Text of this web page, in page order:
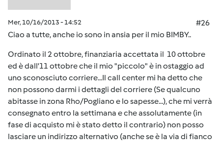
Mer, 10/16/2013 - 14:52
#26
Ciao a tutte, anche io sono in ansia per il mio BIMBY..
Ordinato il 2 ottobre, finanziaria accettata il 10 ottobre
ed è dall'11 ottobre che il mio "piccolo" è in ostaggio ad
uno sconosciuto corriere...Il call center mi ha detto che
non possono darmi i dettagli del corriere (Se qualcuno
abitasse in zona Rho/Pogliano e lo sapesse...), che mi verrà
consegnato entro la settimana e che assolutamente (in
fase di acquisto mi è stato detto il contrario) non posso
lasciare un indirizzo alternativo (anche se è la via di fianco